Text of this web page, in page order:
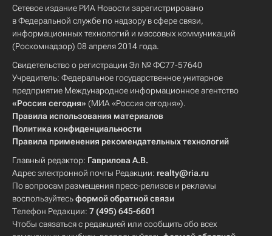
Сетевое издание РИА Новости зарегистрировано
в Федеральной службе по надзору в сфере связи,
информационных технологий и массовых коммуникаций
(Роскомнадзор) 08 апреля 2014 года.
Свидетельство о регистрации Эл № ФС77-57640
Учредитель: Федеральное государственное унитарное
предприятие Международное информационное агентство
«Россия сегодня» (МИА «Россия сегодня»).
Правила использования материалов
Политика конфиденциальности
Правила применения рекомендательных технологий
Главный редактор: Гаврилова А.В.
Адрес электронной почты Редакции: realty@ria.ru
По вопросам размещения пресс-релизов и рекламы
воспользуйтесьформой обратной связи
Телефон Редакции: 7 (495) 645-6601
Чтобы связаться с редакцией или сообщить обо всех